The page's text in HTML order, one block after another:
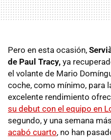
Pero en esta ocasión,
de Paul Tracy, ya
el volante de Mario
coche, como mínimo, para
excelente rendimiento
su debut con el equipo en
segundo, y una semana
acabó cuarto, no han